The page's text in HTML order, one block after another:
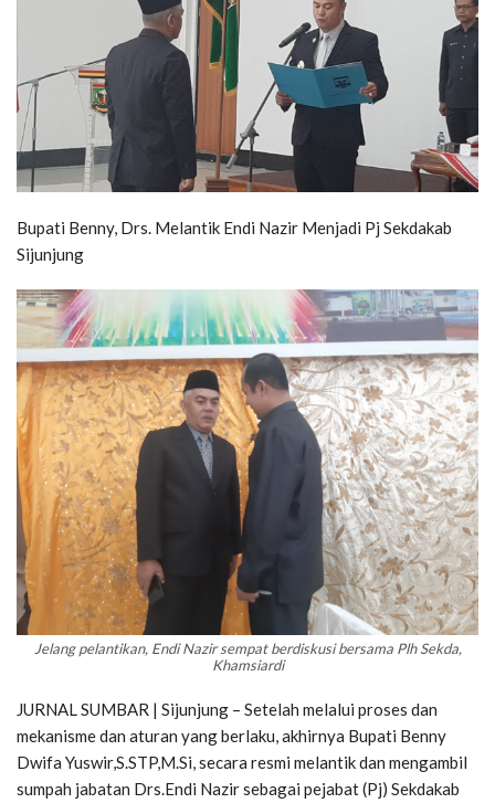
Bupati Benny, Drs. Melantik Endi Nazir Menjadi Pj Sekdakab
Sijunjung
Jelang pelantikan, Endi Nazir sempat berdiskusi bersama Plh Sekda,
Khamsiardi
JURNAL SUMBAR | Sijunjung – Setelah melalui proses dan
mekanisme dan aturan yang berlaku, akhirnya Bupati Benny
Dwifa Yuswir,S.STP,M.Si, secara resmi melantik dan mengambil
sumpah jabatan Drs.Endi Nazir sebagai pejabat (Pj) Sekdakab